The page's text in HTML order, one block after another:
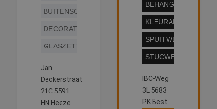
BUITENSCHILDERWERK
DECORATIESCHILDERWERK
GLASZETTEN
Jan
Deckerstraat
21C 5591
HN Heeze
BEHANGWERK
KLEURADVIES
SPUITWERK
STUCWERK
IBC-Weg
3L 5683
PK Best